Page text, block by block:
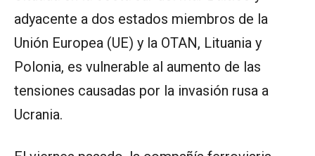
adyacente a dos estados miembros de la
Unión Europea (UE) y la OTAN, Lituania y
Polonia, es vulnerable al aumento de las
tensiones causadas por la invasión rusa a
Ucrania.